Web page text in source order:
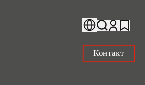
Контакт